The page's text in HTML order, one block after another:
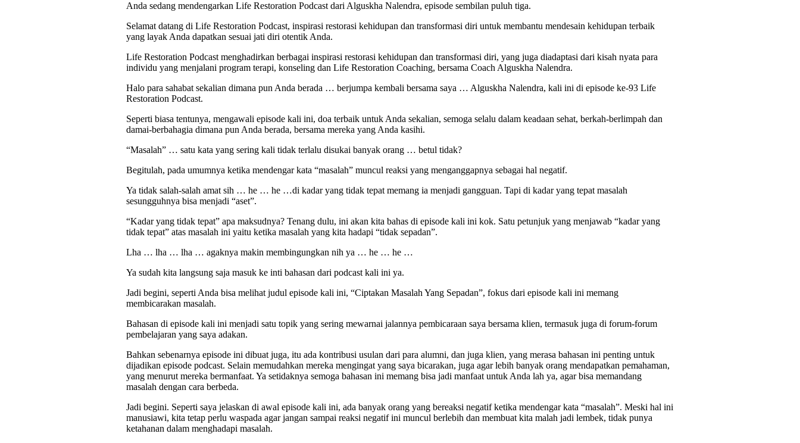
Anda sedang mendengarkan Life Restoration Podcast dari Alguskha Nalendra, episode sembilan puluh tiga.
Selamat datang di Life Restoration Podcast, inspirasi restorasi kehidupan dan transformasi diri untuk membantu mendesain kehidupan terbaik
yang layak Anda dapatkan sesuai jati diri otentik Anda.
Life Restoration Podcast menghadirkan berbagai inspirasi restorasi kehidupan dan transformasi diri, yang juga diadaptasi dari kisah nyata para
individu yang menjalani program terapi, konseling dan Life Restoration Coaching, bersama Coach Alguskha Nalendra.
Halo para sahabat sekalian dimana pun Anda berada … berjumpa kembali bersama saya … Alguskha Nalendra, kali ini di episode ke-93 Life
Restoration Podcast.
Seperti biasa tentunya, mengawali episode kali ini, doa terbaik untuk Anda sekalian, semoga selalu dalam keadaan sehat, berkah-berlimpah dan
damai-berbahagia dimana pun Anda berada, bersama mereka yang Anda kasihi.
“Masalah” … satu kata yang sering kali tidak terlalu disukai banyak orang … betul tidak?
Begitulah, pada umumnya ketika mendengar kata “masalah” muncul reaksi yang menganggapnya sebagai hal negatif.
Ya tidak salah-salah amat sih … he … he …di kadar yang tidak tepat memang ia menjadi gangguan. Tapi di kadar yang tepat masalah
sesungguhnya bisa menjadi “aset”.
“Kadar yang tidak tepat” apa maksudnya? Tenang dulu, ini akan kita bahas di episode kali ini kok. Satu petunjuk yang menjawab “kadar yang
tidak tepat” atas masalah ini yaitu ketika masalah yang kita hadapi “tidak sepadan”.
Lha … lha … lha … agaknya makin membingungkan nih ya … he … he …
Ya sudah kita langsung saja masuk ke inti bahasan dari podcast kali ini ya.
Jadi begini, seperti Anda bisa melihat judul episode kali ini, “Ciptakan Masalah Yang Sepadan”, fokus dari episode kali ini memang
membicarakan masalah.
Bahasan di episode kali ini menjadi satu topik yang sering mewarnai jalannya pembicaraan saya bersama klien, termasuk juga di forum-forum
pembelajaran yang saya adakan.
Bahkan sebenarnya episode ini dibuat juga, itu ada kontribusi usulan dari para alumni, dan juga klien, yang merasa bahasan ini penting untuk
dijadikan episode podcast. Selain memudahkan mereka mengingat yang saya bicarakan, juga agar lebih banyak orang mendapatkan pemahaman,
yang menurut mereka bermanfaat. Ya setidaknya semoga bahasan ini memang bisa jadi manfaat untuk Anda lah ya, agar bisa memandang
masalah dengan cara berbeda.
Jadi begini. Seperti saya jelaskan di awal episode kali ini, ada banyak orang yang bereaksi negatif ketika mendengar kata “masalah”. Meski hal ini
manusiawi, kita tetap perlu waspada agar jangan sampai reaksi negatif ini muncul berlebih dan membuat kita malah jadi lembek, tidak punya
ketahanan dalam menghadapi masalah.